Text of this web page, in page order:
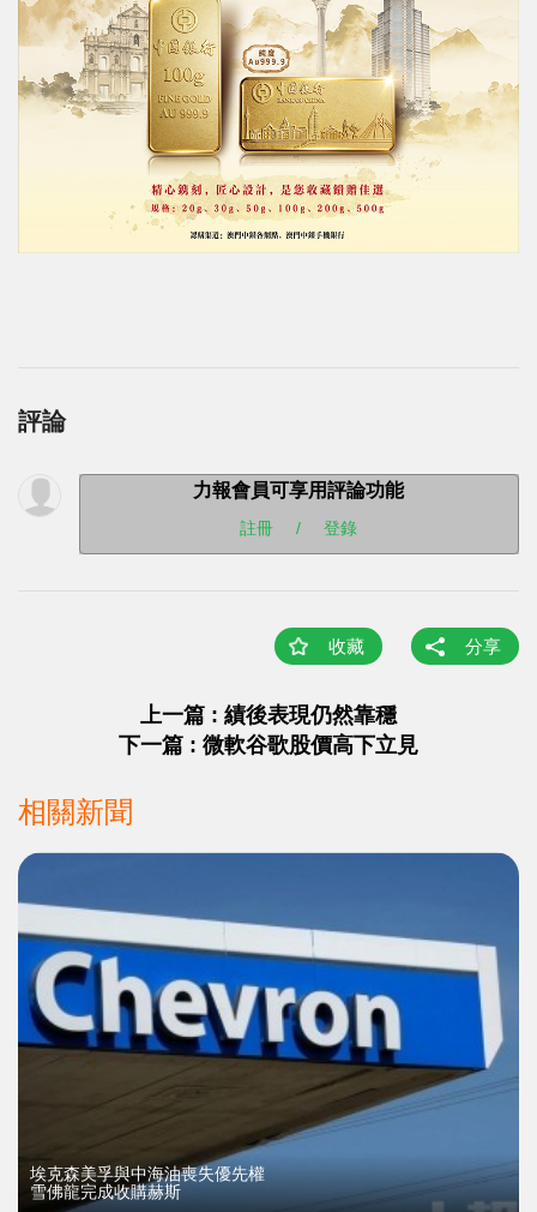
評論
力報會員可享用評論功能
註冊 / 登錄
收藏 分享
上一篇 : 績後表現仍然靠穩
下一篇 : 微軟谷歌股價高下立見
相關新聞
埃克森美孚與中海油喪失優先權
雪佛龍完成收購赫斯